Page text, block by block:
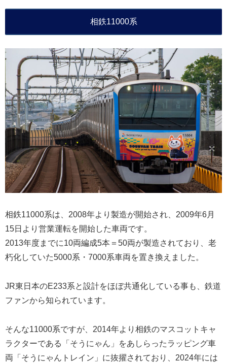
相鉄11000系
相鉄11000系は、2008年より製造が開始され、2009年6月
15日より営業運転を開始した車両です。
2013年度までに10両編成5本＝50両が製造されており、老
朽化していた5000系・7000系車両を置き換えました。
JR東日本のE233系と設計をほぼ共通化している事も、鉄道
ファンから知られています。
そんな11000系ですが、2014年より相鉄のマスコットキャ
ラクターである「そうにゃん」をあしらったラッピング車
両「そうにゃんトレイン」に抜擢されており、2024年には